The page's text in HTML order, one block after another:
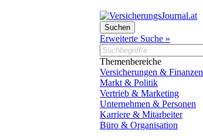
Erweiterte Suche »
Themenbereiche
Versicherungen & Finanzen
Markt & Politik
Vertrieb & Marketing
Unternehmen & Personen
Karriere & Mitarbeiter
Büro & Organisation